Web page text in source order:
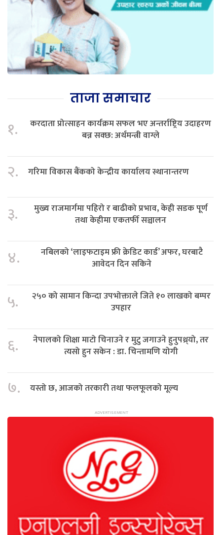
ताजा समाचार
१.
करदाता प्रोत्साहन कार्यक्रम सफल भए अन्तर्राष्ट्रिय उदाहरण
बन्न सक्छ: अर्थमन्त्री वाग्ले
२. गरिमा विकास बैंकको केन्द्रीय कार्यालय स्थानान्तरण
३.
मुख्य राजमार्गमा पहिरो र बाढीको प्रभाव, केही सडक पूर्ण
तथा केहीमा एकतर्फी सञ्चालन
४.
नबिलको ‘लाइफटाइम फ्री क्रेडिट कार्ड’ अफर, घरबाटै
आवेदन दिन सकिने
५.
२५० को सामान किन्दा उपभोक्ताले जिते १० लाखको बम्पर
उपहार
६.
नेपालको शिक्षा माटो चिनाउने र मुटु जगाउने हुनुपथ्र्यो, तर
त्यसो हुन सकेन : डा. चिन्तामणि योगी
७. यस्तो छ, आजको तरकारी तथा फलफूलको मूल्य